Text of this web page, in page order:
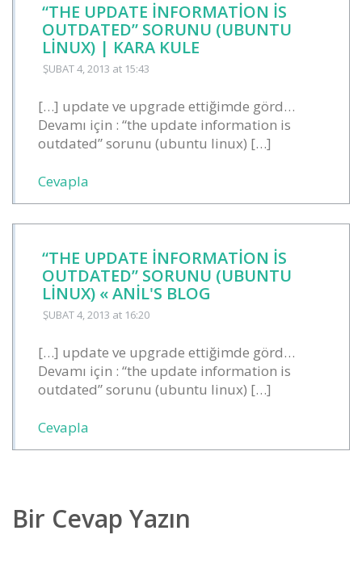
“THE UPDATE INFORMATION IS
OUTDATED” SORUNU (UBUNTU
LINUX) | KARA KULE
ŞUBAT 4, 2013 at 15:43
[…] update ve upgrade ettiğimde görd…
Devamı için : “the update information is
outdated” sorunu (ubuntu linux) […]
Cevapla
“THE UPDATE INFORMATION IS
OUTDATED” SORUNU (UBUNTU
LINUX) « ANIL'S BLOG
ŞUBAT 4, 2013 at 16:20
[…] update ve upgrade ettiğimde görd…
Devamı için : “the update information is
outdated” sorunu (ubuntu linux) […]
Cevapla
Bir Cevap Yazın